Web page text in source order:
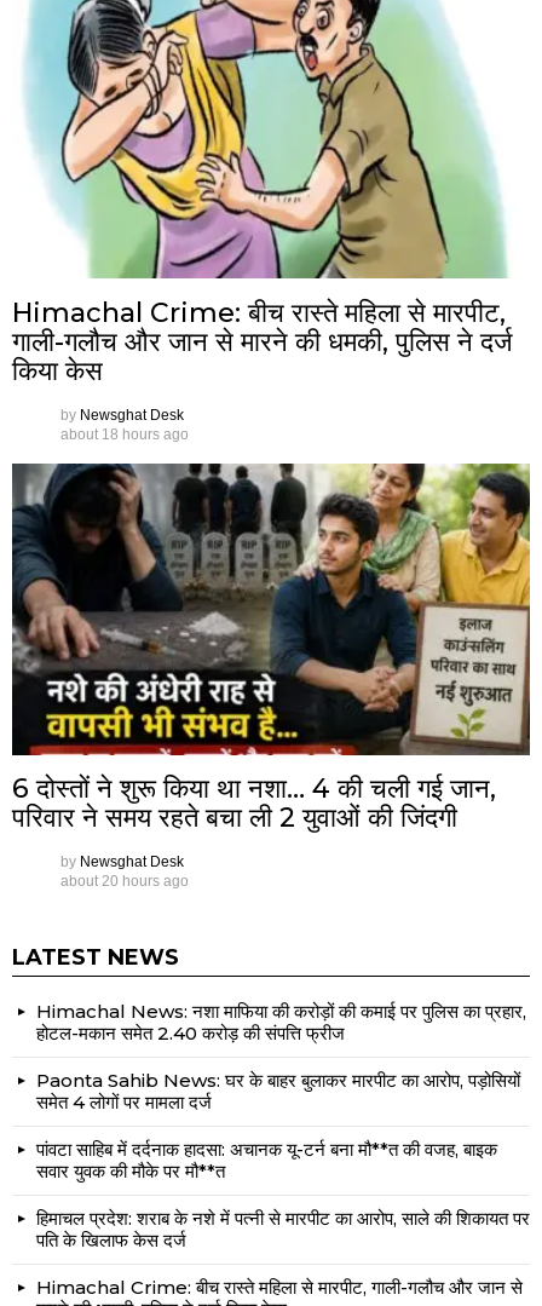
Himachal Crime: बीच रास्ते महिला से मारपीट,
गाली-गलौच और जान से मारने की धमकी, पुलिस ने दर्ज
किया केस
by Newsghat Desk
about 18 hours ago
6 दोस्तों ने शुरू किया था नशा… 4 की चली गई जान,
परिवार ने समय रहते बचा ली 2 युवाओं की जिंदगी
by Newsghat Desk
about 20 hours ago
LATEST NEWS
Himachal News: नशा माफिया की करोड़ों की कमाई पर पुलिस का प्रहार,
होटल-मकान समेत 2.40 करोड़ की संपत्ति फ्रीज
Paonta Sahib News: घर के बाहर बुलाकर मारपीट का आरोप, पड़ोसियों
समेत 4 लोगों पर मामला दर्ज
पांवटा साहिब में दर्दनाक हादसा: अचानक यू-टर्न बना मौ**त की वजह, बाइक
सवार युवक की मौके पर मौ**त
हिमाचल प्रदेश: शराब के नशे में पत्नी से मारपीट का आरोप, साले की शिकायत पर
पति के खिलाफ केस दर्ज
Himachal Crime: बीच रास्ते महिला से मारपीट, गाली-गलौच और जान से